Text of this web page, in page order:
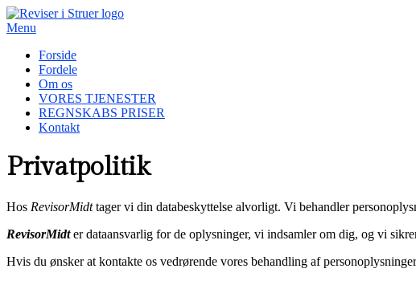
S
p
n
d
o
l
d
Menu
Forside
Fordele
Om os
VORES TJENESTER
REGNSKABS PRISER
Kontakt
Privatpolitik
Hos RevisorMidttager vi din databeskyttelse alvorligt. Vi behandler
RevisorMidter dataansvarlig for de oplysninger, vi indsamler om dig, og vi
Hvis du ønsker at kontakte os vedrørende vores behandling af